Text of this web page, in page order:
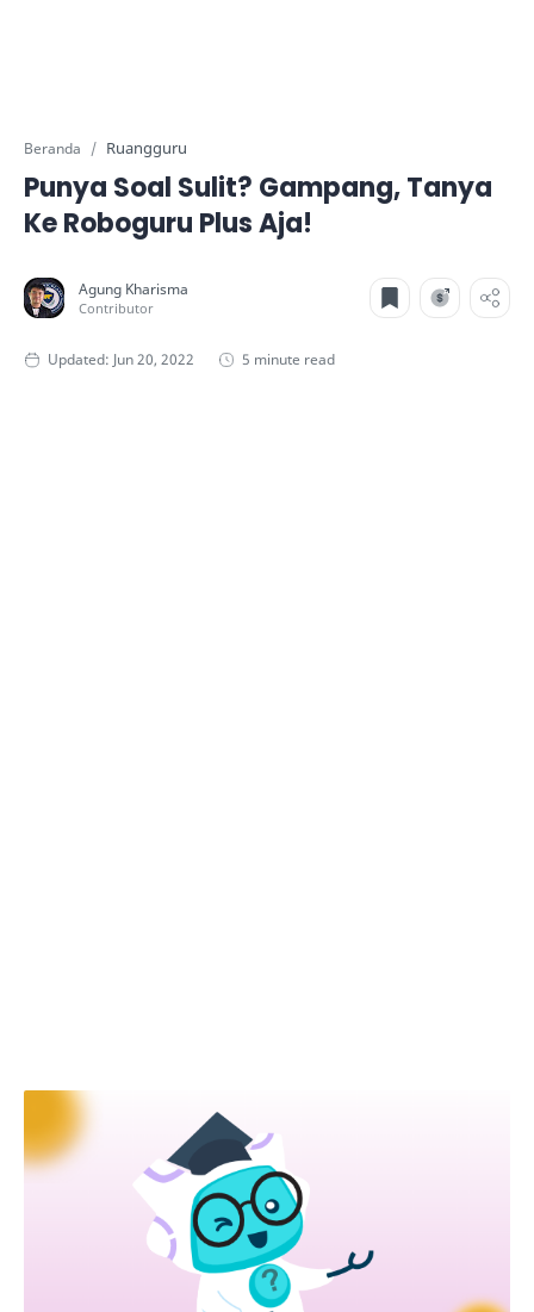
Beranda Ruangguru
Punya Soal Sulit? Gampang, Tanya
Ke Roboguru Plus Aja!
5 minute read